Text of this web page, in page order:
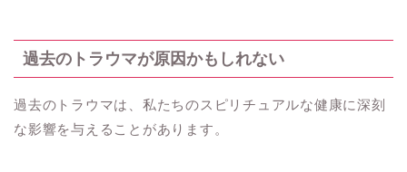
過去のトラウマが原因かもしれない
過去のトラウマは、私たちのスピリチュアルな健康に深刻
な影響を与えることがあります。